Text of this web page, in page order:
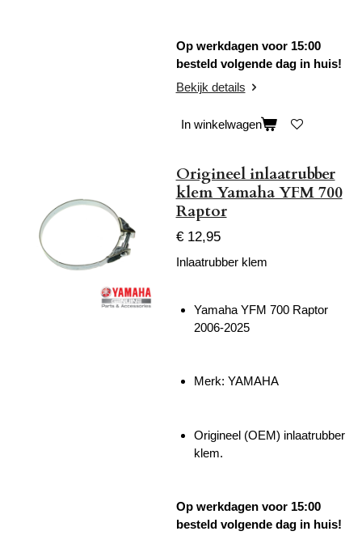
Op werkdagen voor 15:00
besteld volgende dag in huis!
Bekijk details
In winkelwagen
Origineel inlaatrubber
klem Yamaha YFM 700
Raptor
€ 12,95
Inlaatrubber klem
Yamaha YFM 700 Raptor
2006-2025
Merk: YAMAHA
Origineel (OEM) inlaatrubber
klem.
Op werkdagen voor 15:00
besteld volgende dag in huis!